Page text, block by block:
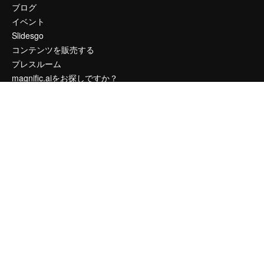
ブログ
イベント
Slidesgo
コンテンツを販売する
プレスルーム
magnific.aiをお探しですか？